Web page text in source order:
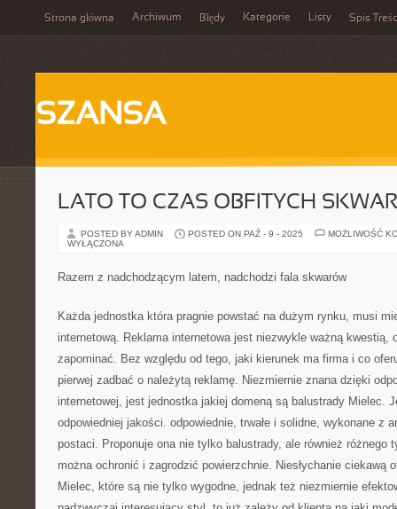
Strona główna Archiwum Błędy Kategorie Listy Spis
SZANSA
LATO TO CZAS OBFITYCH
POSTED BY ADMIN POSTED ON PAŹ - 9 - 2025
MOŻLIWOŚĆ
WYŁĄCZONA
Razem z nadchodzącym latem, nadchodzi fala skwarów
Każda jednostka która pragnie powstać na dużym rynku, musi
internetową. Reklama internetowa jest niezwykle ważną kwestią,
zapominać. Bez względu od tego, jaki kierunek ma firma i co
pierwej zadbać o należytą reklamę. Niezmiernie znana dzięki
internetowej, jest jednostka jakiej domeną są balustrady Mielec.
odpowiedniej jakości. odpowiednie, trwałe i solidne, wykonane z
postaci. Proponuje ona nie tylko balustrady, ale również różnego
można ochronić i zagrodzić powierzchnie. Niesłychanie ciekawą
Mielec, które są nie tylko wygodne, jednak też niezmiernie